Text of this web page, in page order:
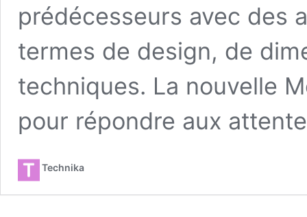
prédécesseurs avec des
termes de design, de
techniques. La nouvelle
pour répondre aux
Technika